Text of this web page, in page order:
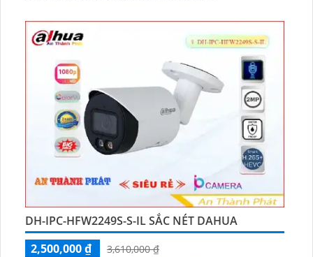
DH-IPC-HFW2249S-S-IL SẮC NÉT DAHUA
2,500,000 ₫
3,610,000 ₫